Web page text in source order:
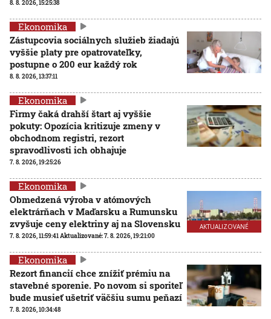
8. 8. 2026, 15:25:38
Ekonomika
Zástupcovia sociálnych služieb žiadajú
vyššie platy pre opatrovateľky,
postupne o 200 eur každý rok
8. 8. 2026, 13:37:11
Ekonomika
Firmy čaká drahší štart aj vyššie
pokuty: Opozícia kritizuje zmeny v
obchodnom registri, rezort
spravodlivosti ich obhajuje
7. 8. 2026, 19:25:26
AKTUALIZOVANÉ
Ekonomika
Obmedzená výroba v atómových
elektrárňach v Maďarsku a Rumunsku
zvyšuje ceny elektriny aj na Slovensku
7. 8. 2026, 11:59:41Aktualizované:7. 8. 2026, 19:21:00
Ekonomika
Rezort financií chce znížiť prémiu na
stavebné sporenie. Po novom si sporiteľ
bude musieť ušetriť väčšiu sumu peňazí
7. 8. 2026, 10:34:48